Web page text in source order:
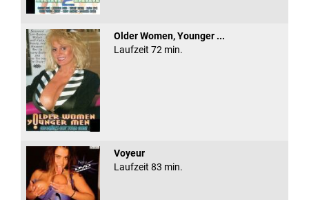
Older Women, Younger ...
Laufzeit 72 min.
Voyeur
Laufzeit 83 min.